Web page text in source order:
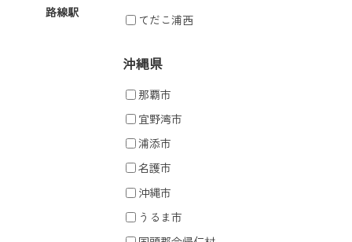
路線駅 てだこ浦西
沖縄県
那覇市
宜野湾市
浦添市
名護市
沖縄市
うるま市